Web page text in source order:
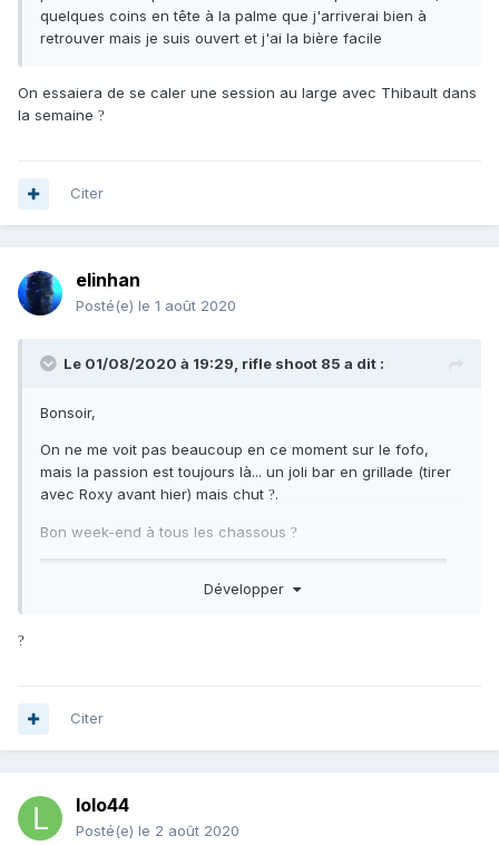
quelques coins en tête à la palme que j'arriverai bien à
retrouver mais je suis ouvert et j'ai la bière facile
On essaiera de se caler une session au large avec Thibault dans
la semaine ?
Citer
elinhan
Posté(e) le 1 août 2020
Le 01/08/2020 à 19:29, rifle shoot 85 a dit :
Bonsoir,
On ne me voit pas beaucoup en ce moment sur le fofo,
mais la passion est toujours là... un joli bar en grillade (tirer
avec Roxy avant hier) mais chut ?.
Bon week-end à tous les chassous ?
Développer
?
Citer
lolo44
Posté(e) le 2 août 2020